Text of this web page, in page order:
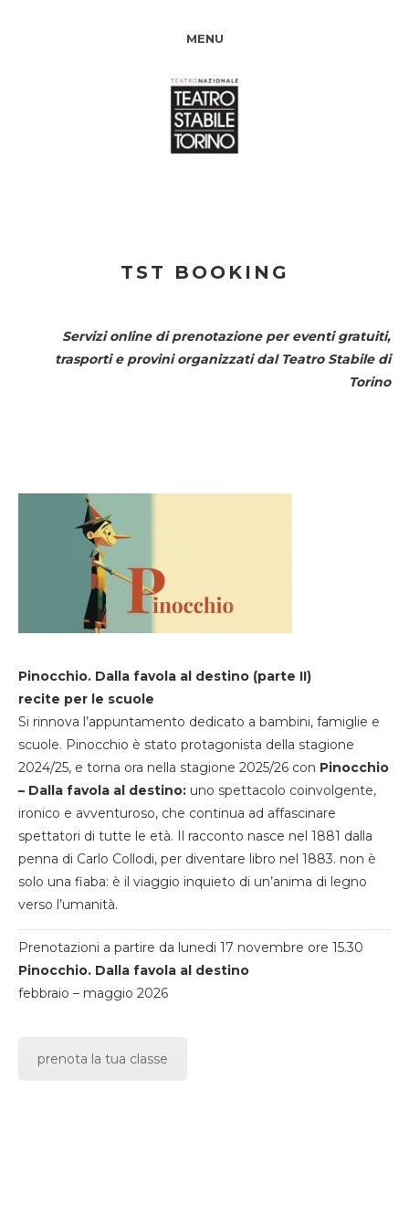
MENU
TST BOOKING
Servizi online di prenotazione per eventi gratuiti,
trasporti e provini organizzati dal Teatro Stabile di
Torino
Pinocchio. Dalla favola al destino (parte II)
recite per le scuole
Si rinnova l’appuntamento dedicato a bambini, famiglie e
scuole. Pinocchio è stato protagonista della stagione
2024/25, e torna ora nella stagione 2025/26 con Pinocchio
– Dalla favola al destino: uno spettacolo coinvolgente,
ironico e avventuroso, che continua ad affascinare
spettatori di tutte le età. Il racconto nasce nel 1881 dalla
penna di Carlo Collodi, per diventare libro nel 1883. non è
solo una fiaba: è il viaggio inquieto di un’anima di legno
verso l’umanità.
Prenotazioni a partire da lunedi 17 novembre ore 15.30
Pinocchio. Dalla favola al destino
febbraio – maggio 2026
prenota la tua classe